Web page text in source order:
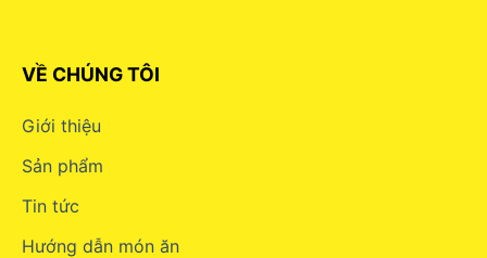
VỀ CHÚNG TÔI
Giới thiệu
Sản phẩm
Tin tức
Hướng dẫn món ăn